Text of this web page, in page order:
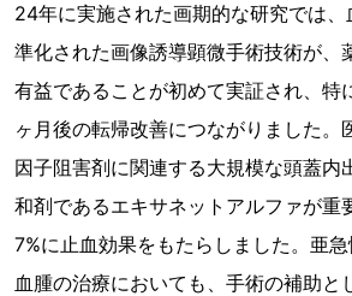
24年に実施された画期的な研究では
準化された画像誘導顕微手術技術が、
有益であることが初めて実証され、特
ヶ月後の転帰改善につながりました。
因子阻害剤に関連する大規模な頭蓋内
和剤であるエキサネットアルファが重
7%に止血効果をもたらしました。亜
血腫の治療においても、手術の補助と